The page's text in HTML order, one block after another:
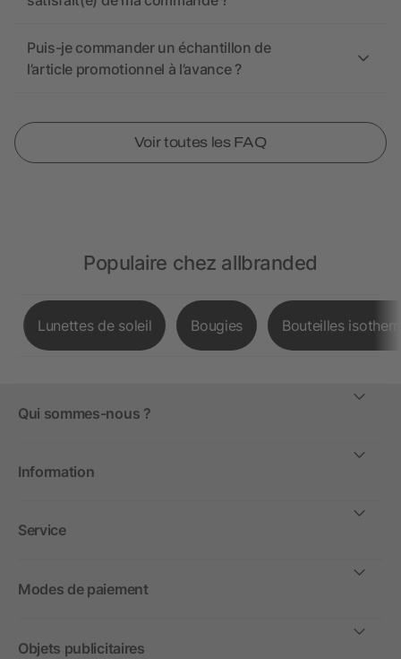
Puis-je commander un échantillon de
l’article promotionnel à l’avance ?
Voir toutes les FAQ
Populaire chez allbranded
Lunettes de soleil Bougies Bouteilles
Qui sommes-nous ?
Information
Service
Modes de paiement
Objets publicitaires